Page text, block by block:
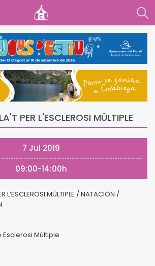
PER L'ESCLEROSI MÚLTIPLE
7 Jul 2019
09:00-14:00h
L’ESCLEROSI MÚLTIPLE / NATACIÓN /
Múltiple